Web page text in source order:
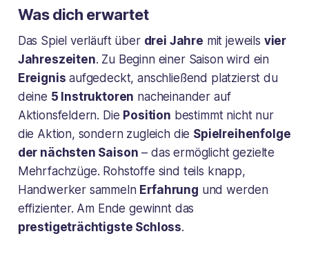
Was dich erwartet
Das Spiel verläuft über drei Jahre mit jeweils vier
Jahreszeiten. Zu Beginn einer Saison wird ein
Ereignis aufgedeckt, anschließend platzierst du
deine 5 Instruktoren nacheinander auf
Aktionsfeldern. Die Position bestimmt nicht nur
die Aktion, sondern zugleich die Spielreihenfolge
der nächsten Saison – das ermöglicht gezielte
Mehrfachzüge. Rohstoffe sind teils knapp,
Handwerker sammeln Erfahrung und werden
effizienter. Am Ende gewinnt das
prestigeträchtigste Schloss.